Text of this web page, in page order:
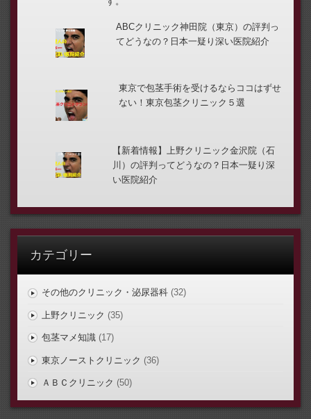
ABCクリニック神田院（東京）の評判っ
てどうなの？日本一疑り深い医院紹介
東京で包茎手術を受けるならココはずせ
ない！東京包茎クリニック５選
【新着情報】上野クリニック金沢院（石
川）の評判ってどうなの？日本一疑り深
い医院紹介
カテゴリー
その他のクリニック・泌尿器科(32)
上野クリニック (35)
包茎マメ知識(17)
東京ノーストクリニック (36)
ＡＢＣクリニック (50)